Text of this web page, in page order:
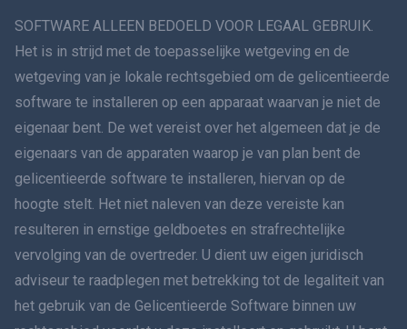
VERSPREIDINGทย
Dansk
हिंदी
עברית
Română
Ελληνικά
SOFTWARE ALLEEN BEDOELD VOOR LEGAAL GEBRUIK.
Het is in strijd met de toepasselijke wetgeving en de
wetgeving van je lokale rechtsgebied om de gelicentieerde
software te installeren op een apparaat waarvan je niet de
eigenaar bent. De wet vereist over het algemeen dat je de
eigenaars van de apparaten waarop je van plan bent de
gelicentieerde software te installeren, hiervan op de
hoogte stelt. Het niet naleven van deze vereiste kan
resulteren in ernstige geldboetes en strafrechtelijke
vervolging van de overtreder. U dient uw eigen juridisch
adviseur te raadplegen met betrekking tot de legaliteit van
het gebruik van de Gelicentieerde Software binnen uw